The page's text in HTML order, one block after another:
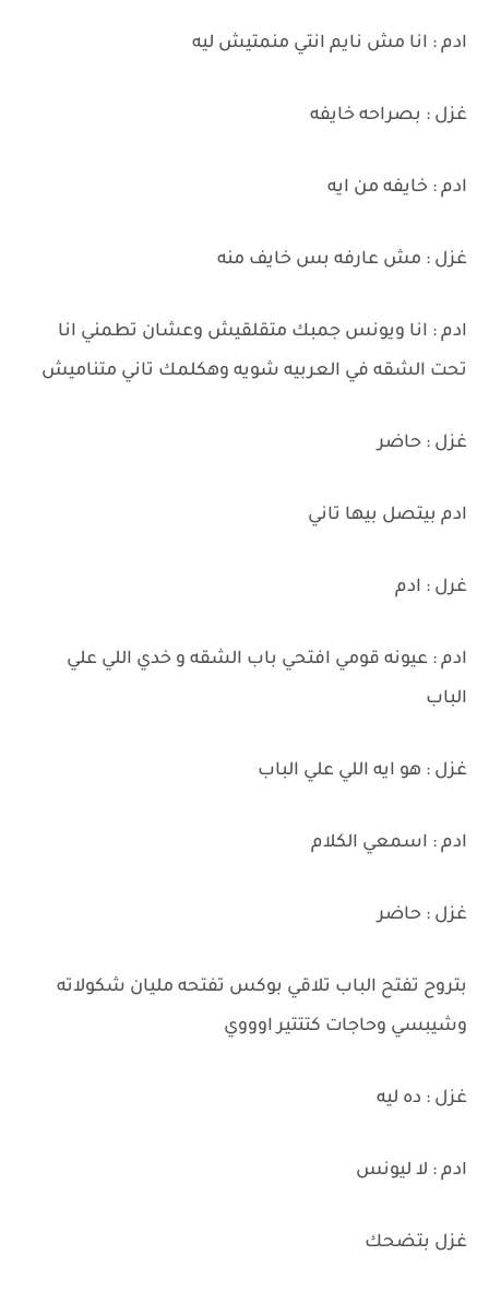
ادم : انا مش نايم انتي منمتيش ليه
غزل : بصراحه خايفه
ادم : خايفه من ايه
غزل : مش عارفه بس خايف منه
ادم : انا ويونس جمبك متقلقيش وعشان تطمني انا
تحت الشقه في العربيه شويه وهكلمك تاني متناميش
غزل : حاضر
ادم بيتصل بيها تاني
غرل : ادم
ادم : عيونه قومي افتحي باب الشقه و خدي اللي علي
الباب
غزل : هو ايه اللي علي الباب
ادم : اسمعي الكلام
غزل : حاضر
بتروح تفتح الباب تلاقي بوكس تفتحه مليان شكولاته
وشيبسي وحاجات كتتتير اوووي
غزل : ده ليه
ادم : لا ليونس
غزل بتضحك